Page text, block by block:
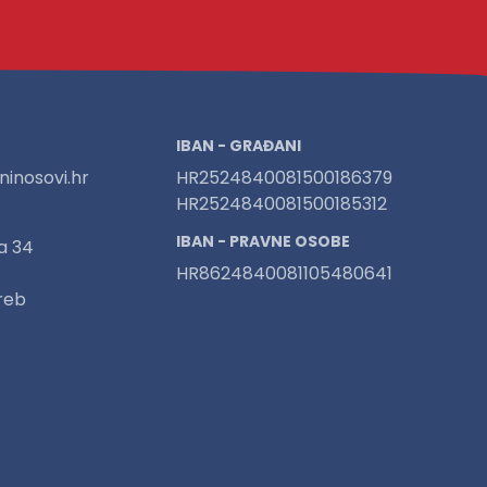
34
IBAN - GRAĐANI
HR2524840081500186379
HR2524840081500185312
IBAN - PRAVNE OSOBE
HR8624840081105480641